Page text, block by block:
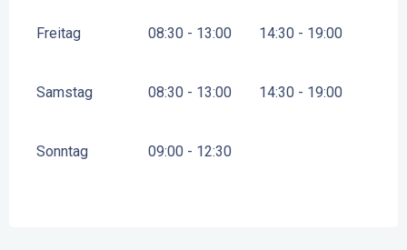
Freitag 08:30 - 13:00 14:30 - 19:00
Samstag 08:30 - 13:00 14:30 - 19:00
Sonntag 09:00 - 12:30